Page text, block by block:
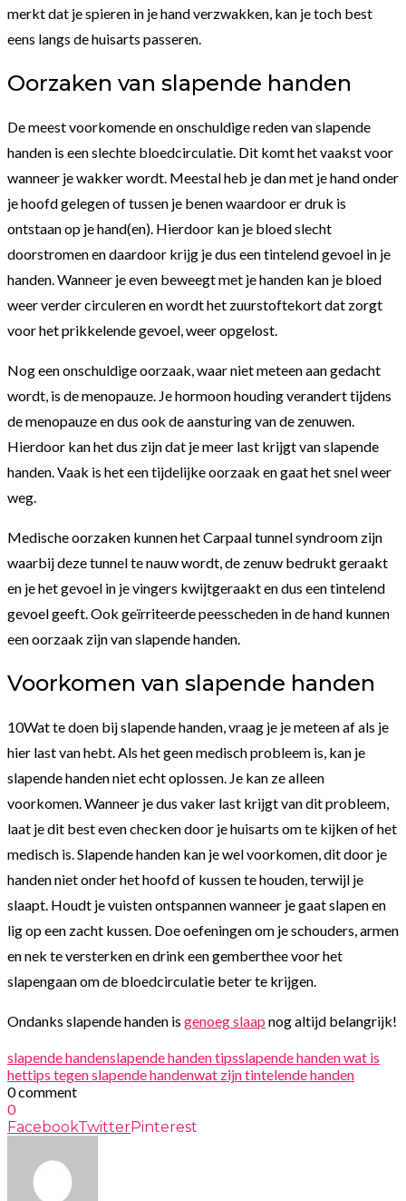
merkt dat je spieren in je hand verzwakken, kan je toch best
eens langs de huisarts passeren.
Oorzaken van slapende handen
De meest voorkomende en onschuldige reden van slapende
handen is een slechte bloedcirculatie. Dit komt het vaakst voor
wanneer je wakker wordt. Meestal heb je dan met je hand onder
je hoofd gelegen of tussen je benen waardoor er druk is
ontstaan op je hand(en). Hierdoor kan je bloed slecht
doorstromen en daardoor krijg je dus een tintelend gevoel in je
handen. Wanneer je even beweegt met je handen kan je bloed
weer verder circuleren en wordt het zuurstoftekort dat zorgt
voor het prikkelende gevoel, weer opgelost.
Nog een onschuldige oorzaak, waar niet meteen aan gedacht
wordt, is de menopauze. Je hormoon houding verandert tijdens
de menopauze en dus ook de aansturing van de zenuwen.
Hierdoor kan het dus zijn dat je meer last krijgt van slapende
handen. Vaak is het een tijdelijke oorzaak en gaat het snel weer
weg.
Medische oorzaken kunnen het Carpaal tunnel syndroom zijn
waarbij deze tunnel te nauw wordt, de zenuw bedrukt geraakt
en je het gevoel in je vingers kwijtgeraakt en dus een tintelend
gevoel geeft. Ook geïrriteerde peesscheden in de hand kunnen
een oorzaak zijn van slapende handen.
Voorkomen van slapende handen
10Wat te doen bij slapende handen, vraag je je meteen af als je
hier last van hebt. Als het geen medisch probleem is, kan je
slapende handen niet echt oplossen. Je kan ze alleen
voorkomen. Wanneer je dus vaker last krijgt van dit probleem,
laat je dit best even checken door je huisarts om te kijken of het
medisch is. Slapende handen kan je wel voorkomen, dit door je
handen niet onder het hoofd of kussen te houden, terwijl je
slaapt. Houdt je vuisten ontspannen wanneer je gaat slapen en
lig op een zacht kussen. Doe oefeningen om je schouders, armen
en nek te versterken en drink een gemberthee voor het
slapengaan om de bloedcirculatie beter te krijgen.
Ondanks slapende handen is genoeg slaap nog altijd belangrijk!
slapende handenslapende handen tipsslapende handen wat is
hettips tegen slapende handenwat zijn tintelende handen
0 comment
0
FacebookTwitterPinterest